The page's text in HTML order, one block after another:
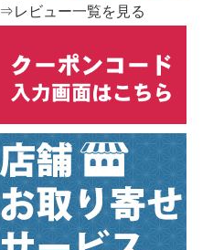
⇒レビュー一覧を見る